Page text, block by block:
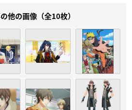
他の画像（全10枚）